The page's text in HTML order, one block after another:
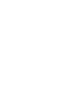
さい。
バーズにご登録され
び当社の共同利用者
ることをご了承くだ
及ぼさない年数を意
三者に通知します。
合は、取り引きをい
のオムロン制御